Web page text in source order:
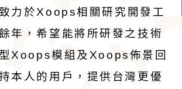
嬌小的體型廣
吉娃娃犬犬不僅
玩具犬，同時也
藏在花束裡，
德麗娜‧芭蒂（
），後者對外
力於Xoops相關研究開發工
年，希望能將所研發之技術
Xoops模組及Xoops佈景回
本人的用戶，提供台灣更優